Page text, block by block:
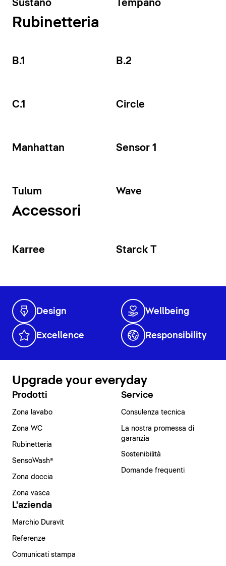
Sustano Tempano
Rubinetteria
B.1 B.2
C.1 Circle
Manhattan Sensor 1
Tulum Wave
Accessori
Karree Starck T
Design Wellbeing
Excellence Responsibility
Upgrade your everyday
Prodotti
Zona lavabo
Zona WC
Rubinetteria
SensoWash®
Zona doccia
Zona vasca
Service
Consulenza tecnica
La nostra promessa di
garanzia
Sostenibilità
Domande frequenti
L'azienda
Marchio Duravit
Referenze
Comunicati stampa